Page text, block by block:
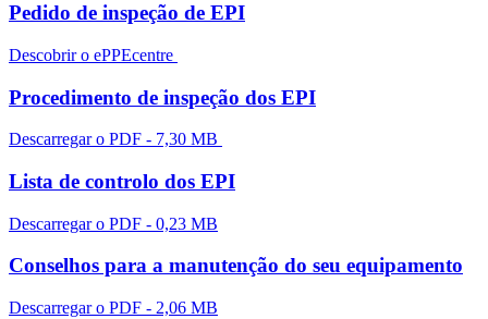
Pedido de inspeção de EPI
Descobrir o ePPEcentre
Procedimento de inspeção dos EPI
Descarregar o PDF - 7,30 MB
Lista de controlo dos EPI
Descarregar o PDF - 0,23 MB
Conselhos para a manutenção do seu equipamento
Descarregar o PDF - 2,06 MB